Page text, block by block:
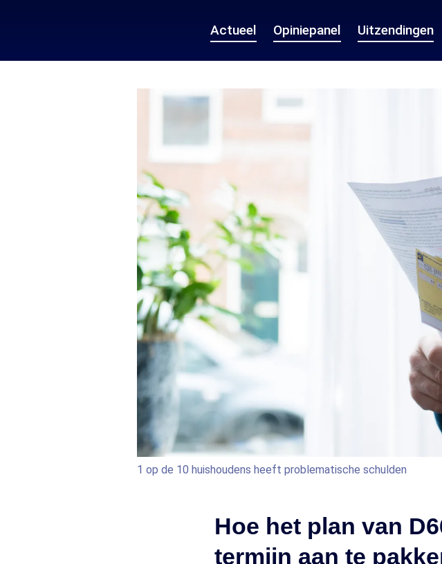
Actueel Opiniepanel Uitzendingen
1 op de 10 huishoudens heeft problematische schulden
Hoe het plan van
termijn aan te